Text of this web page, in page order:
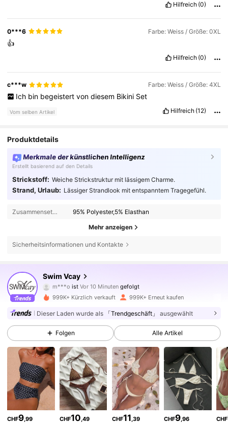
Hilfreich (0)
0***6 Farbe: Weiss / Größe: 0XL
👍
Hilfreich (0)
c***w Farbe: Weiss / Größe: 4XL
Ich bin begeistert von diesem Bikini Set
Vom selben Artikel Hilfreich (12)
Produktdetails
Merkmale der künstlichen Intelligenz
Erstellt basierend auf den Details
Strickstoff: Weiche Strickstruktur mit lässigem Charme.
Strand, Urlaub: Lässiger Strandlook mit entspanntem Tragegefühl.
Zusammensetzung: 95% Polyester,5% Elasthan
Mehr anzeigen
Sicherheitsinformationen und Kontakte
Swim Vcay
g***7ist am Durchsuchen
4,83
598K Follower
4,83
4,83 598K Follower
4,83 598K Follower
999K+ Kürzlich verkauft 999K+ Erneut kaufen
Dieser Laden wurde als 「Trendgeschäft」 ausgewählt
Folgen Alle Artikel
CHF9 ,99 CHF10 ,49 CHF11 ,39 CHF9 ,96 CHF